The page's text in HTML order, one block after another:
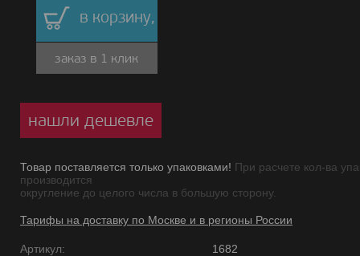
в корзину,
заказ в 1 клик
нашли дешевле
Товар поставляется только упаковками! При расчете кол-ва
производится
округление до целого числа в большую сторону.
Тарифы на доставку по Москве и в регионы России
Артикул:
1682